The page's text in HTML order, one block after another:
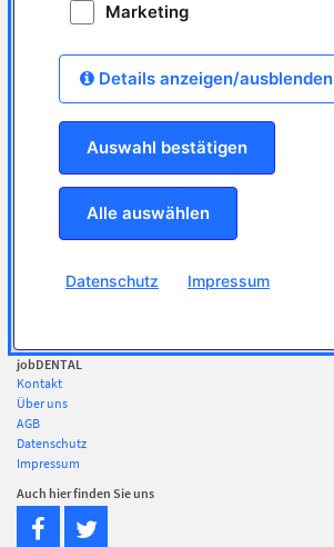
Für Bewerber
Bewerberprofil erstellen
Lebenslauf hochladen
Top-Arbeitgeber finden
Rund um den Job
Für Arbeitgeber
Stellenanzeige schalten / Preise
Kostenlose Azubi Anzeige
Kombi-Pakete
Top-Arbeitgeber werden
Kunden über jobDENTAL
jobDENTAL
Kontakt
Über uns
AGB
Datenschutz
Impressum
Auch hier finden Sie uns
Marketing
Details anzeigen/ausblenden
Auswahl bestätigen
Alle auswählen
Datenschutz Impressum